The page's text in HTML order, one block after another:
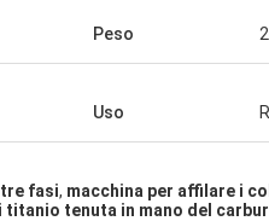
Peso
Uso
fasi, macchina per affilare i
tenuta in mano del